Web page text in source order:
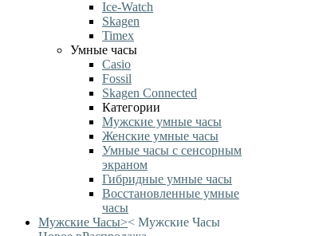
Ice-Watch
Skagen
Timex
Умные часы
Casio
Fossil
Skagen Connected
Категории
Мужские умные часы
Женские умные часы
Умные часы с сенсорным
экраном
Гибридные умные часы
Восстановленные умные
часы
Мужские Часы>< Мужские Часы